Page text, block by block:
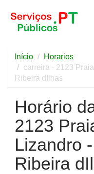
Início
Horarios
carreira - 2123
Ribeira dIlhas
Horário
2123
Lizandro
Ribeira